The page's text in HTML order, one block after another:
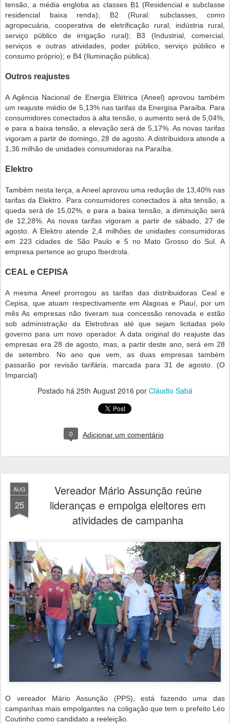
tensão, a média engloba as classes B1 (Residencial e subclasse
residencial baixa renda); B2 (Rural: subclasses, como
agropecuária, cooperativa de eletrificação rural, indústria rural,
serviço público de irrigação rural); B3 (Industrial, comercial,
serviços e outras atividades, poder público, serviço público e
consumo próprio); e B4 (Iluminação pública).
Outros reajustes
A Agência Nacional de Energia Elétrica (Aneel) aprovou também
um reajuste médio de 5,13% nas tarifas da Energisa Paraíba. Para
consumidores conectados à alta tensão, o aumento será de 5,04%,
e para a baixa tensão, a elevação será de 5,17%. As novas tarifas
vigoram a partir de domingo, 28 de agosto. A distribuidora atende a
1,36 milhão de unidades consumidoras na Paraíba.
Elektro
Também nesta terça, a Aneel aprovou uma redução de 13,40% nas
tarifas da Elektro. Para consumidores conectados à alta tensão, a
queda será de 15,02%, e para a baixa tensão, a diminuição será
de 12,28%. As novas tarifas vigoram a partir de sábado, 27 de
agosto. A Elektro atende 2,4 milhões de unidades consumidoras
em 223 cidades de São Paulo e 5 no Mato Grosso do Sul. A
empresa pertence ao grupo Iberdrola.
CEAL e CEPISA
A mesma Aneel prorrogou as tarifas das distribuidoras Ceal e
Cepisa, que atuam respectivamente em Alagoas e Piauí, por um
mês As empresas não tiveram sua concessão renovada e estão
sob administração da Eletrobras até que sejam licitadas pelo
governo para um novo operador. A data original do reajuste das
empresas era 28 de agosto, mas, a partir deste ano, será em 28
de setembro. No ano que vem, as duas empresas também
passarão por revisão tarifária, marcada para 31 de agosto. (O
Imparcial)
Postado há 25th August 2016 por Cláudio Sabá
0 Adicionar um comentário
AUG
25
Vereador Mário Assunção reúne
lideranças e empolga eleitores em
atividades de campanha
O vereador Mário Assunção (PPS), está fazendo uma das
campanhas mais empolgantes na coligação que tem o prefeito Léo
Coutinho como candidato a reeleição.